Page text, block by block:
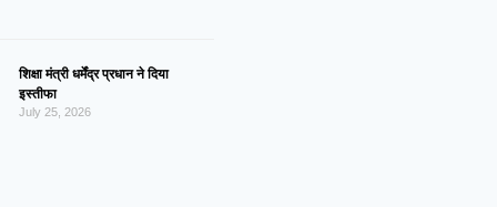
शिक्षा मंत्री धर्मेंद्र प्रधान ने दिया
इस्तीफा
July 25, 2026